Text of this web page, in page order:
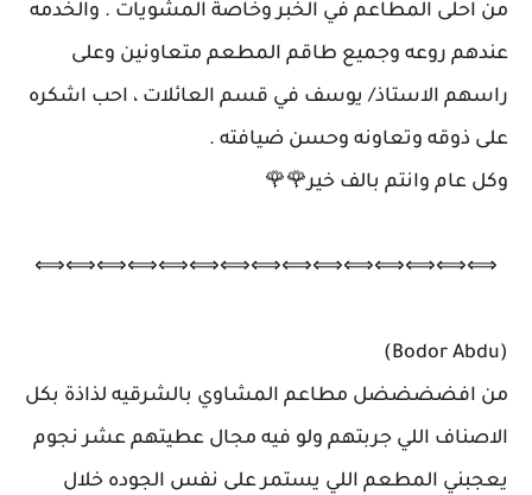
من احلى المطاعم في الخبر وخاصة المشويات . والخدمه
عندهم روعه وجميع طاقم المطعم متعاونين وعلى
راسهم الاستاذ/ يوسف في قسم العائلات ، احب اشكره
على ذوقه وتعاونه وحسن ضيافته .
وكل عام وانتم بالف خير🌹🌹
⟺⟺⟺⟺⟺⟺⟺⟺⟺⟺⟺⟺⟺⟺⟺
(Bodor Abdu)
من افضضضضل مطاعم المشاوي بالشرقيه لذاذة بكل
الاصناف اللي جربتهم ولو فيه مجال عطيتهم عشر نجوم
يعجبني المطعم اللي يستمر على نفس الجوده خلال